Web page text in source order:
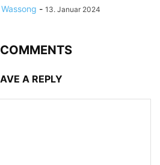
- 13. Januar 2024
A REPLY